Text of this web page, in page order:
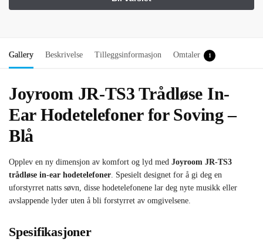
Gallery Beskrivelse Tilleggsinformasjon Omtaler 1
Joyroom JR-TS3 Trådløse In-
Ear Hodetelefoner for Soving –
Blå
Opplev en ny dimensjon av komfort og lyd med Joyroom JR-TS3
trådløse in-ear hodetelefoner . Spesielt designet for å gi deg en
uforstyrret natts søvn, disse hodetelefonene lar deg nyte musikk eller
avslappende lyder uten å bli forstyrret av omgivelsene.
Spesifikasjoner